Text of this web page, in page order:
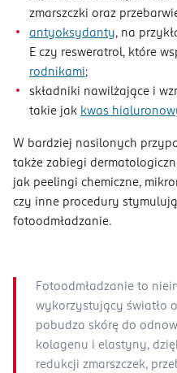
zmarszczki oraz
antyoksydanty, na
E czy resweratrol, które
rodnikami;
składniki nawilżające i
takie jak kwas
W bardziej nasilonych
także zabiegi
jak peelingi chemiczne,
czy inne procedury
fotoodmładzanie.
Fotoodmładzanie to
wykorzystujący światło
pobudza skórę do
kolagenu i elastyny,
redukcji zmarszczek,